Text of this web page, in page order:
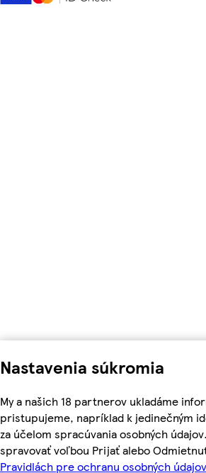
Nastavenia súkromia
My a našich 18 partnerov ukladáme
pristupujeme, napríklad k jedinečným
za účelom spracúvania osobných
spravovať voľbou Prijať alebo
Pravidlách pre ochranu osobných